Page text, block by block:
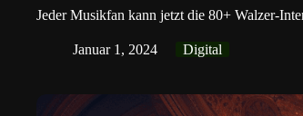
Jeder Musikfan kann jetzt die 80+ Walzer-
Januar 1, 2024 Digital